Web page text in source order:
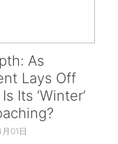
As
Lays Off
Its ‘Winter’
01日